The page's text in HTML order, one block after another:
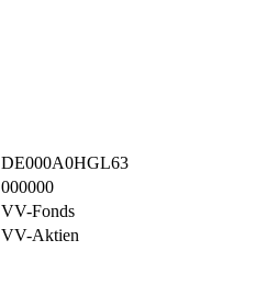
DE000A0HGL63
000000
VV-Fonds
VV-Aktien